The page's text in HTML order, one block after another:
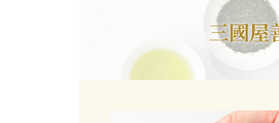
三國屋